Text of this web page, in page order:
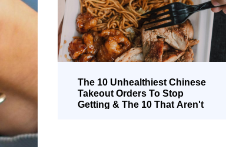
The 10 Unhealthiest Chinese
Takeout Orders To Stop
Getting & The 10 That Aren't